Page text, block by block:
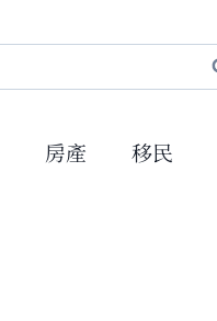
房產 移民